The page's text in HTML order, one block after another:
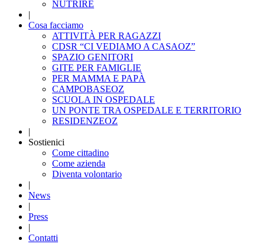
NUTRIRE
|
Cosa facciamo
ATTIVITÀ PER RAGAZZI
CDSR “CI VEDIAMO A CASAOZ”
SPAZIO GENITORI
GITE PER FAMIGLIE
PER MAMMA E PAPÀ
CAMPOBASEOZ
SCUOLA IN OSPEDALE
UN PONTE TRA OSPEDALE E TERRITORIO
RESIDENZEOZ
|
Sostienici
Come cittadino
Come azienda
Diventa volontario
|
News
|
Press
|
Contatti